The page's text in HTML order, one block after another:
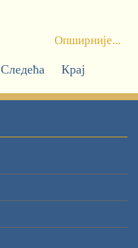
Опширније...
Следећа Крај